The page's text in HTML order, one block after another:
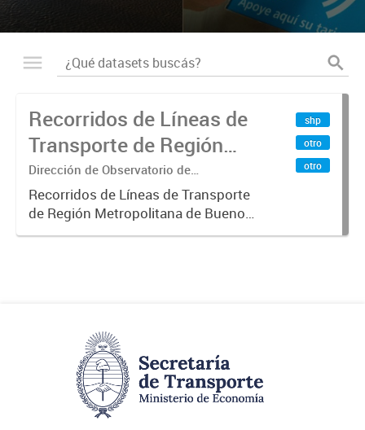
Recorridos de Líneas de
Transporte de Región
Metropolitana de
Buenos Aires (RMBA)
Dirección de Observatorio de
Transporte, Estudio y Sistemas
Recorridos de Líneas de Transporte
de Región Metropolitana de Buenos
Aires (RMBA).-
shp
otro
otro